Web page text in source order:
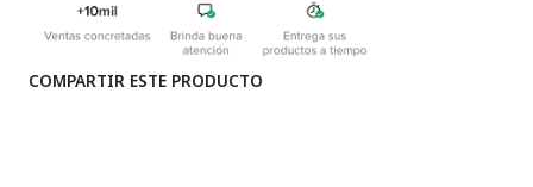
COMPARTIR ESTE PRODUCTO